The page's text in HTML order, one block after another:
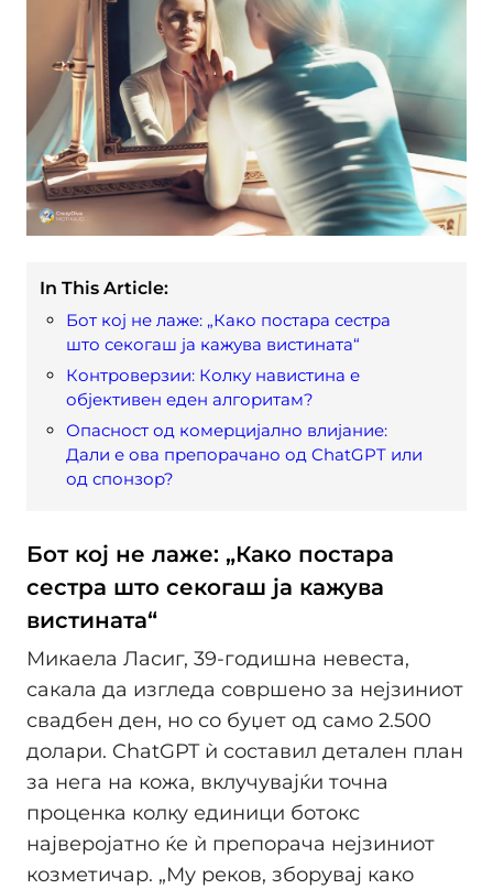
In This Article:
Бот кој не лаже: „Како постара сестра
што секогаш ја кажува вистината“
Контроверзии: Колку навистина е
објективен еден алгоритам?
Опасност од комерцијално влијание:
Дали е ова препорачано од ChatGPT или
од спонзор?
Бот кој не лаже: „Како постара
сестра што секогаш ја кажува
вистината“
Микаела Ласиг, 39-годишна невеста,
сакала да изгледа совршено за нејзиниот
свадбен ден, но со буџет од само 2.500
долари. ChatGPT ѝ составил детален план
за нега на кожа, вклучувајќи точна
проценка колку единици ботокс
најверојатно ќе ѝ препорача нејзиниот
козметичар. „Му реков, зборувај како